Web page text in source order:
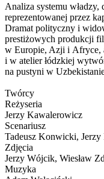
Analiza systemu
reprezentowanej przez
Dramat polityczny i
prestiżowych produkcji
w Europie, Azji i Afryce,
i w atelier łódzkiej
na pustyni w
Twórcy
Reżyseria
Jerzy Kawalerowicz
Scenariusz
Tadeusz Konwicki,
Zdjęcia
Jerzy Wójcik, Wiesław
Muzyka